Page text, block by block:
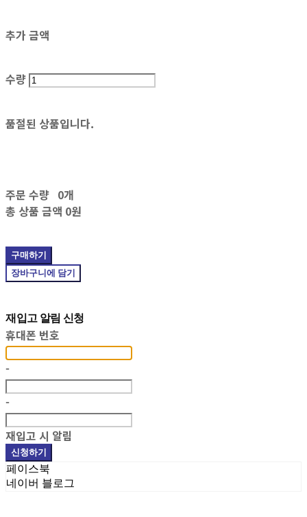
추가 금액
수량
품절된 상품입니다.
주문 수량 0개
총 상품 금액 0원
구매하기
장바구니에 담기
재입고 알림 신청
휴대폰 번호
-
-
재입고 시 알림
신청하기
페이스북
네이버 블로그